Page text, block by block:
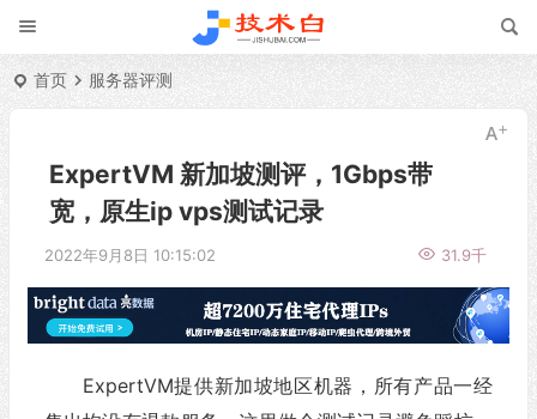
首页 服务器评测
ExpertVM 新加坡测评，1Gbps带
宽，原生ip vps测试记录
2022年9月8日 10:15:02 31.9千
ExpertVM提供新加坡地区机器，所有产品一经